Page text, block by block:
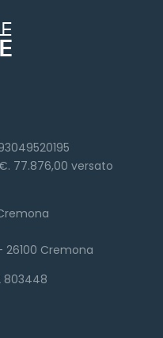
77.876,00 versato
26100 Cremona
803448